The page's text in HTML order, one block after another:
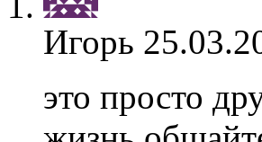
Игорь
это просто